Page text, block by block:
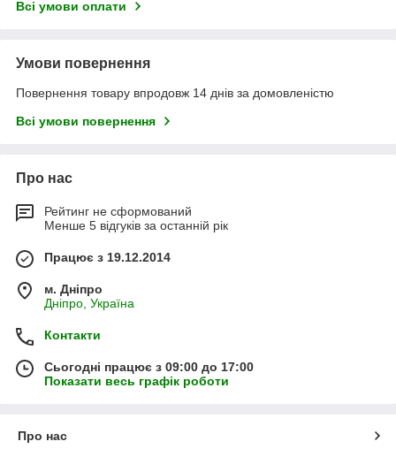
Всі умови оплати
Умови повернення
Повернення товару впродовж 14 днів за домовленістю
Всі умови повернення
Про нас
Рейтинг не сформований
Менше 5 відгуків за останній рік
Працює з 19.12.2014
м. Дніпро
Дніпро, Україна
Контакти
Сьогодні працює з 09:00 до 17:00
Показати весь графік роботи
Про нас